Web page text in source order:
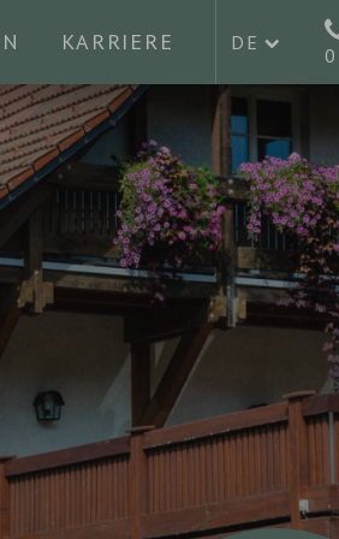
DE
FR
0
KARRIERE